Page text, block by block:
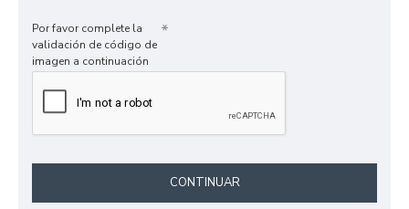
Por favor complete la
validación de código de
imagen a continuación
CONTINUAR